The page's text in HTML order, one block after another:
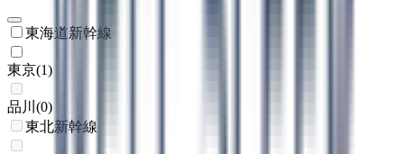
東海道新幹線
東京(1)
品川 (0)
東北新幹線